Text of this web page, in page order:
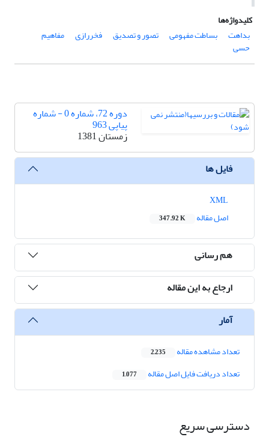
کلیدواژه‌ها
بداهت
بساطت مفهومی تصور و تصدیق فخررازی مفاهیم
حسی
دوره 72، شماره 0 - شماره
پیاپی 963
زمستان 1381
فایل ها
اصل مقاله
347.92 K
هم رسانی
ارجاع به این مقاله
آمار
تعداد مشاهده مقاله 2,235
تعداد دریافت فایل اصل مقاله 1,077
دسترسی سریع